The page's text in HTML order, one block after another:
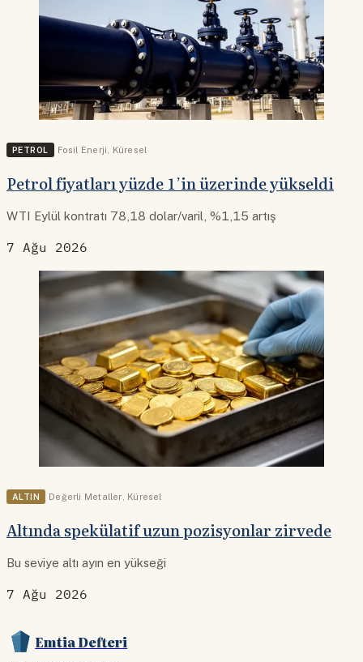
PETROL Fosil Enerji Küresel
Petrol fiyatları yüzde 1’in üzerinde yükseldi
WTI Eylül kontratı 78,18 dolar/varil, %1,15 artış
7 Ağu 2026
ALTIN Değerli Metaller Küresel
Altında spekülatif uzun pozisyonlar zirvede
Bu seviye altı ayın en yükseği
7 Ağu 2026
Emtia Defteri